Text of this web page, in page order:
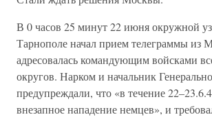
В 0 часов 25 минут 22 июня окружной
Тарнополе начал прием телеграммы из
адресовалась командующим войсками
округов. Нарком и начальник
предупреждали, что «в течение
внезапное нападение немцев», и